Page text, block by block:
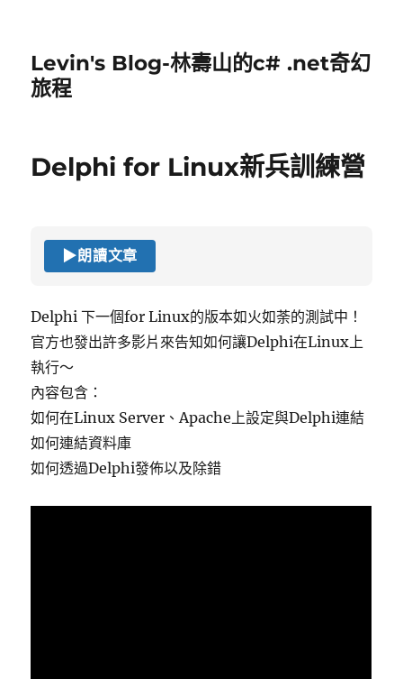
Levin's Blog-林壽山的c# .net奇幻
旅程
Delphi for Linux新兵訓練營
▶朗讀文章
Delphi 下一個for Linux的版本如火如荼的測試中！
官方也發出許多影片來告知如何讓Delphi在Linux上
執行～
內容包含：
如何在Linux Server、Apache上設定與Delphi連結
如何連結資料庫
如何透過Delphi發佈以及除錯